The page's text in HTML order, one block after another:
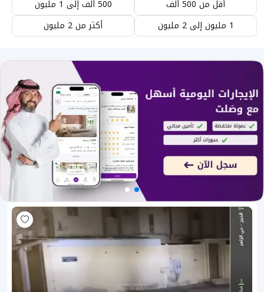
أقل من 500 ألف
500 ألف إلى 1 مليون
1 مليون إلى 2 مليون
أكثر من 2 مليون